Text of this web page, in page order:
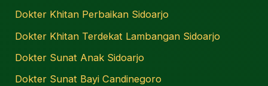
Dokter Khitan Perbaikan Sidoarjo
Dokter Khitan Terdekat Lambangan Sidoarjo
Dokter Sunat Anak Sidoarjo
Dokter Sunat Bayi Candinegoro